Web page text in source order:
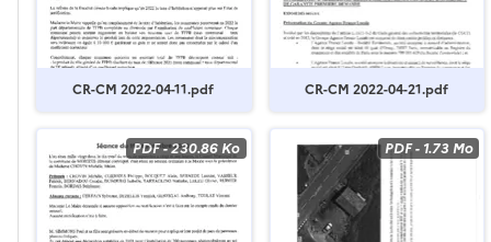
CR-CM 2022-04-11.pdf CR-CM 2022-04-21.pdf
PDF-230.86 Ko PDF- 1.73 Mo